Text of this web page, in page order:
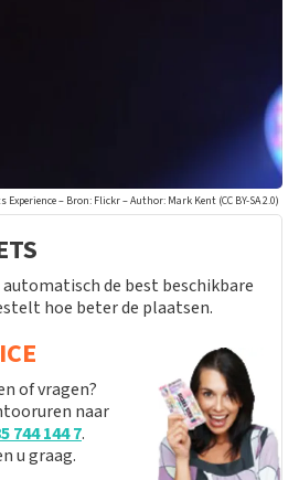
– Bron: Flickr – Author: Mark Kent (CC BY-SA 2.0)
de best beschikbare
hoe beter de plaatsen.
of vragen?
naar
744 144 7.
u graag.